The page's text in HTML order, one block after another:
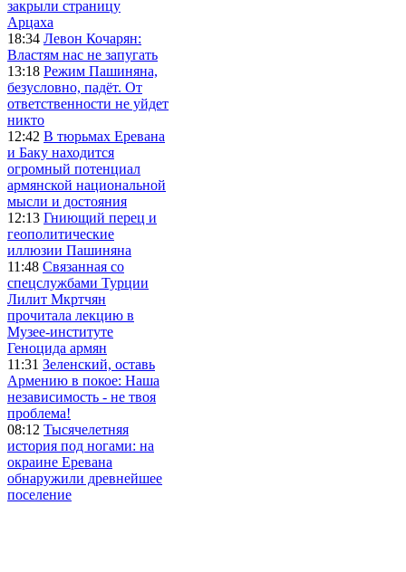
закрыли страницу
Арцаха
18:34 Левон Кочарян:
Властям нас не запугать
13:18 Режим Пашиняна,
безусловно, падёт. От
ответственности не уйдет
никто
12:42 В тюрьмах Еревана
и Баку находится
огромный потенциал
армянской национальной
мысли и достояния
12:13 Гниющий перец и
геополитические
иллюзии Пашиняна
11:48 Связанная со
спецслужбами Турции
Лилит Мкртчян
прочитала лекцию в
Музее-институте
Геноцида армян
11:31 Зеленский, оставь
Армению в покое: Наша
независимость - не твоя
проблема!
08:12 Тысячелетняя
история под ногами: на
окраине Еревана
обнаружили древнейшее
поселение